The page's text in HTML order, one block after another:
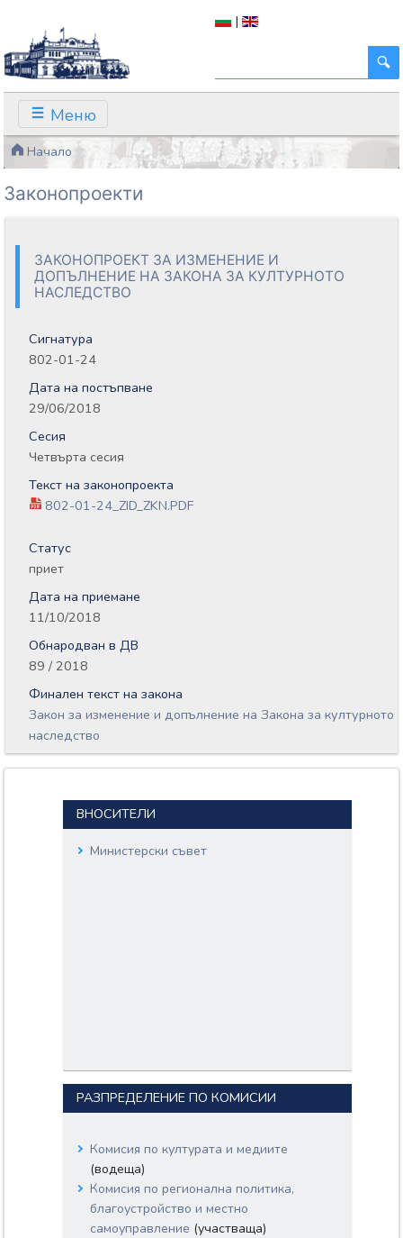
|
Меню
Начало
Законопроекти
ЗАКОНОПРОЕКТ ЗА ИЗМЕНЕНИЕ И
ДОПЪЛНЕНИЕ НА ЗАКОНА ЗА КУЛТУРНОТО
НАСЛЕДСТВО
Сигнатура
802-01-24
Дата на постъпване
29/06/2018
Сесия
Четвърта сесия
Текст на законопроекта
802-01-24_ZID_ZKN.PDF
Статус
приет
Дата на приемане
11/10/2018
Обнародван в ДВ
89 / 2018
Финален текст на закона
Закон за изменение и допълнение на Закона за културното
наследство
ВНОСИТЕЛИ
Министерски съвет
РАЗПРЕДЕЛЕНИЕ ПО КОМИСИИ
Комисия по културата и медиите
(водеща)
Комисия по регионална политика,
благоустройство и местно
самоуправление (участваща)